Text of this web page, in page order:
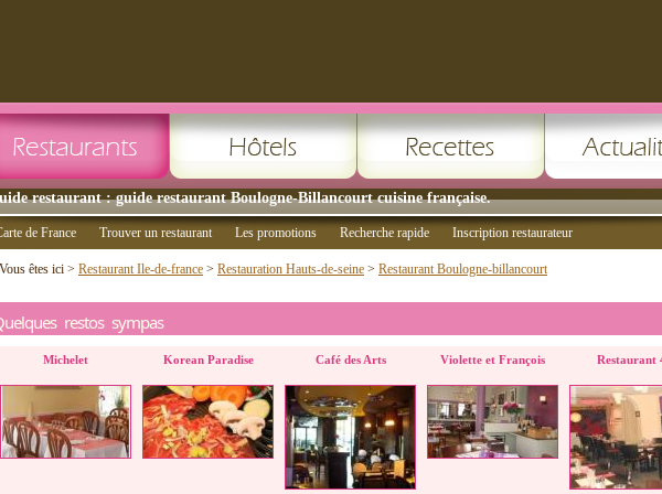
restaurant : guide restaurant Boulogne-Billancourt cuisine française.
de France Trouver un restaurant Les promotions Recherche rapide Inscription restaurateur
Vous êtes ici > Restaurant Ile-de-france > Restauration Hauts-de-seine > Restaurant Boulogne-billancourt
restos sympas
Michelet Korean Paradise Café des Arts Violette et François Restaurant